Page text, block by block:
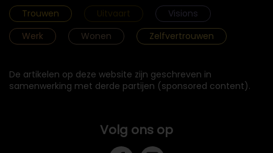
Trouwen
Uitvaart
Visions
Werk
Wonen Zelfvertrouwen
De artikelen op deze website zijn geschreven in
samenwerking met derde partijen (sponsored content).
Volg ons op